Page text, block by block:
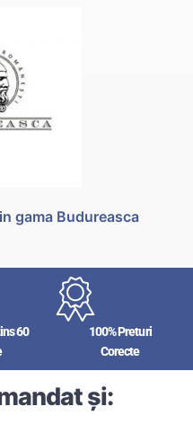
gama Budureasca
60
100% Preturi
Corecte
și: